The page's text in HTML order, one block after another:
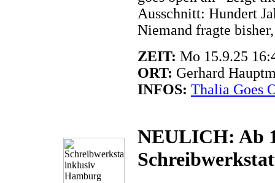
Ausschnitt: Hundert
Niemand fragte
ZEIT: Mo 15.9.25
ORT: Gerhard
INFOS: Thalia Goes
NEULICH: Ab